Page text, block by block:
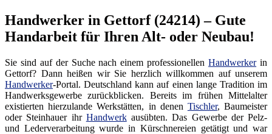
Handwerker in Gettorf (24214) – Gute
Handarbeit für Ihren Alt- oder Neubau!
Sie sind auf der Suche nach einem professionellenHandwerkerin
Gettorf? Dann heißen wir Sie herzlich willkommen auf unserem
Handwerker-Portal. Deutschland kann auf einen lange Tradition im
Handwerksgewerbe zurückblicken. Bereits im frühen Mittelalter
existierten hierzulande Werkstätten, in denen Tischler, Baumeister
oder Steinhauer ihr Handwerkausübten. Das Gewerbe der Pelz-
und Lederverarbeitung wurde in Kürschnereien getätigt und war